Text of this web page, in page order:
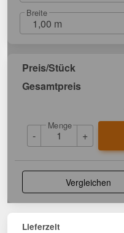
Breite
1,00 m
Preis/Stück
Gesamtpreis
-
Menge
+
Vergleichen
Lieferzeit